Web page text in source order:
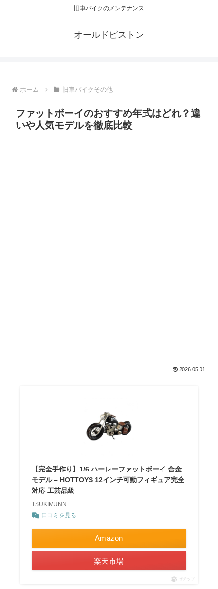
旧車バイクのメンテナンス
オールドピストン
ホーム 旧車バイクその他
ファットボーイのおすすめ年式はどれ？違
いや人気モデルを徹底比較
2026.05.01
【完全手作り】1/6 ハーレーファットボーイ 合金
モデル – HOTTOYS 12インチ可動フィギュア完全
対応 工芸品級​
TSUKIMUNN
口コミを見る
Amazon
楽天市場
ポチップ